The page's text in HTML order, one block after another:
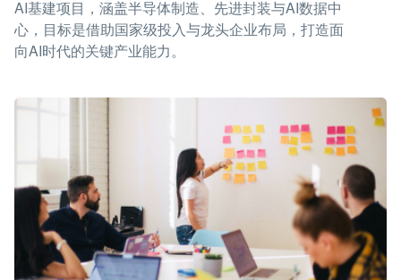
AI基建项目，涵盖半导体制造、先进封装与AI数据中
心，目标是借助国家级投入与龙头企业布局，打造面
向AI时代的关键产业能力。